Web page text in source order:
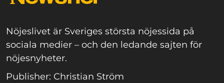
Nöjeslivet är Sveriges största nöjessida på
sociala medier – och den ledande sajten för
nöjesnyheter.
Publisher: Christian Ström